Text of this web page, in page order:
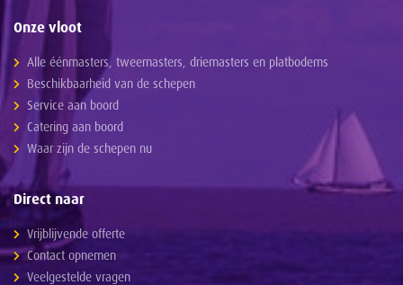
Onze vloot
Alle éénmasters, tweemasters, driemasters en platbodems
Beschikbaarheid van de schepen
Service aan boord
Catering aan boord
Waar zijn de schepen nu
Direct naar
Vrijblijvende offerte
Contact opnemen
Veelgestelde vragen